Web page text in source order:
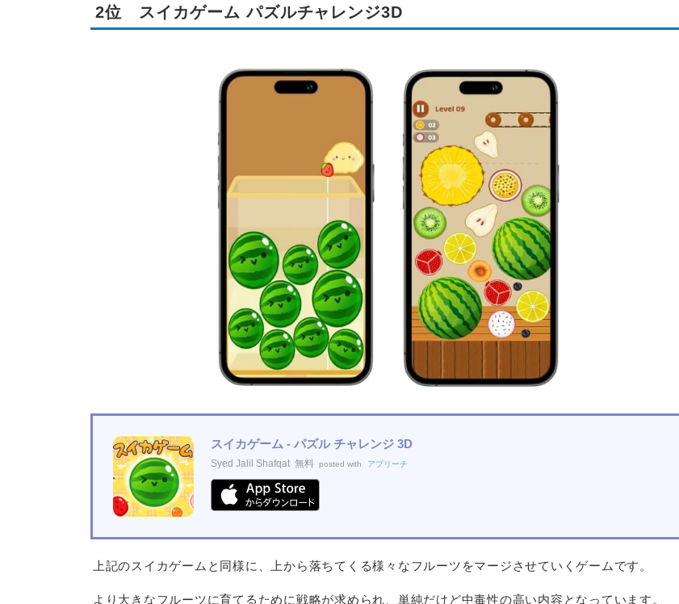
2位 スイカゲーム パズルチャレンジ3D
スイカゲーム - パズル チャレンジ 3D
Syed Jalil Shafqat 無料 posted with アプリーチ
上記のスイカゲームと同様に、上から落ちてくる様々なフルーツをマージさせていくゲームです。
より大きなフルーツに育てるために戦略が求められ、単純だけど中毒性の高い内容となっています。